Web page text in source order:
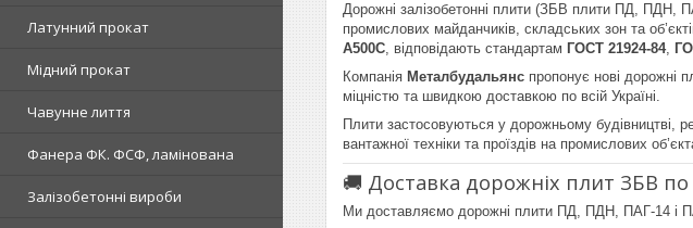
Латунний прокат
Мідний прокат
Чавунне лиття
Фанера ФК. ФСФ, ламінована
Залізобетонні вироби
Дорожні залізобетонні плити (ЗБВ плити ПД, ПДН,
промислових майданчиків, складських зон та
A500С, відповідають стандартам ГОСТ 21924-84,
Компанія Металбудальянс пропонує нові дорожні
міцністю та швидкою доставкою по всій Україні.
Плити застосовуються у дорожньому будівництві,
вантажної техніки та проїздів на промислових
🚚 Доставка дорожніх плит ЗБВ по
Ми доставляємо дорожні плити ПД, ПДН, ПАГ-14 і